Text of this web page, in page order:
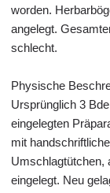
worden.
angelegt.
schlecht.
Physische
Ursprünglich 3
eingelegten
mit
Umschlagtütchen,
eingelegt. Neu